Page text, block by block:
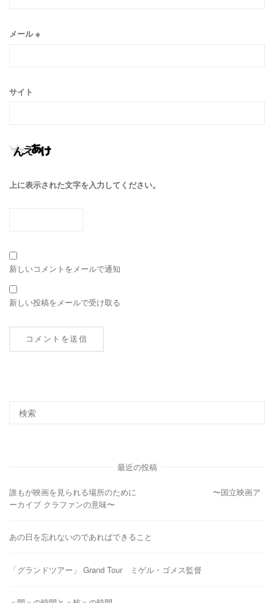
メール※
サイト
上に表示された文字を入力してください。
新しいコメントをメールで通知
新しい投稿をメールで受け取る
最近の投稿
誰もが映画を見られる場所のために 〜国立映画ア
ーカイブ クラファンの意味〜
あの日を忘れないのであればできること
「グランドツアー」 Grand Tour ミゲル・ゴメス監督